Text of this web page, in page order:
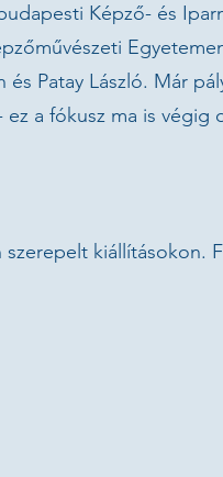
Képző- és
Patay László. Már
a fókusz ma is végig
kiállításokon.